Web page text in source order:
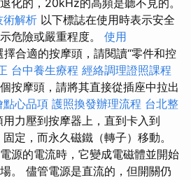
化的，20kHz的高頻是聽不見的。
術解析 以下標誌在使用時表示安全
危險或嚴重程度。 使用
擇合適的按摩頭，請閱讀“零件和控
台中養生療程 經絡調理證照課程
按摩頭，請將其直接從插座中拉出
點心品項 護照換發辦理流程 台北整
力壓到按摩器上，直到卡入到
定，而永久磁鐵（轉子）移動。
源的電流時，它變成電磁體並開始
。 儘管電源是直流的，但開關仍